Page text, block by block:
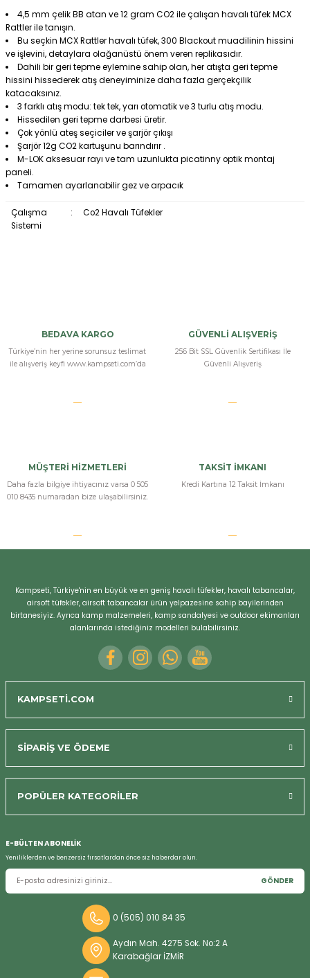
4,5 mm çelik BB atan ve 12 gram CO2 ile çalışan havalı tüfek MCX
Rattler ile tanışın.
Bu seçkin MCX Rattler havalı tüfek, 300 Blackout muadilinin hissini
ve işlevini, detaylara olağanüstü önem veren replikasıdır.
Dahili bir geri tepme eylemine sahip olan, her atışta geri tepme
hissini hissederek atış deneyiminize daha fazla gerçekçilik
katacaksınız.
3 farklı atış modu: tek tek, yarı otomatik ve 3 turlu atış modu.
Hissedilen geri tepme darbesi üretir.
Çok yönlü ateş seçiciler ve şarjör çıkışı
Şarjör 12g CO2 kartuşunu barındırır .
M-LOK aksesuar rayı ve tam uzunlukta picatinny optik montaj
paneli.
Tamamen ayarlanabilir gez ve arpacık
Çalışma
Sistemi
: Co2 Havalı Tüfekler
Model çok iyi görünüş olarak atış olarak tatmin edici. tavsiye ederim
yardımcı oluyorlar.
sig sauer havalı tüfek
emre kartoncu | 30/12/2024
BEDAVA KARGO
Türkiye’nin her yerine sorunsuz teslimat
ile alışveriş keyfi www.kampseti.com’da
GÜVENLİ ALIŞVERİŞ
256 Bit SSL Güvenlik Sertifikası İle
Güvenli Alışveriş
MÜŞTERİ HİZMETLERİ
Daha fazla bilgiye ihtiyacınız varsa 0 505
010 8435 numaradan bize ulaşabilirsiniz.
TAKSİT İMKANI
Kredi Kartına 12 Taksit İmkanı
Kampseti, Türkiye'nin en büyük ve en geniş havalı tüfekler, havalı tabancalar,
airsoft tüfekler, airsoft tabancalar ürün yelpazesine sahip bayilerinden
birtanesiyiz. Ayrıca kamp malzemeleri, kamp sandalyesi ve outdoor ekimanları
alanlarında istediğiniz modelleri bulabilirsiniz.
KAMPSETİ.COM
SİPARİŞ VE ÖDEME
POPÜLER KATEGORİLER
E-BÜLTEN ABONELİK
Yeniliklerden ve benzersiz fırsatlardan önce siz haberdar olun.
GÖNDER
0 (505) 010 84 35
Aydın Mah. 4275 Sok. No:2 A
Karabağlar İZMİR